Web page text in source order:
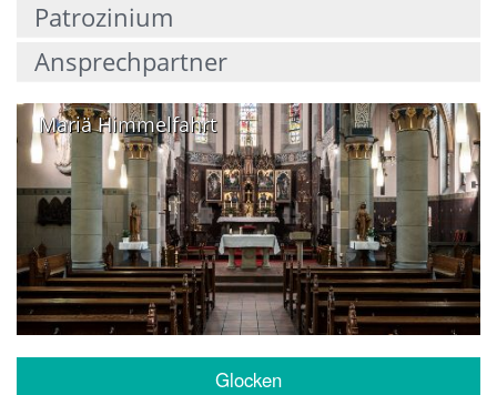
Patrozinium
Ansprechpartner
Mariä Himmelfahrt
Glocken